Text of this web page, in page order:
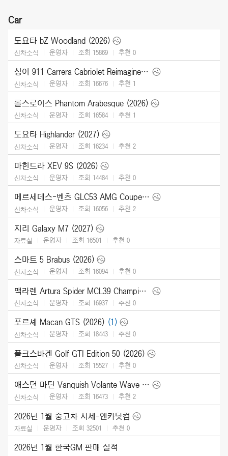
Car
도요타 bZ Woodland (2026)
신차소식 운영자 조회 15869 추천 0
싱어 911 Carrera Cabriolet Reimagined Type 964 (2026)
신차소식 운영자 조회 16676 추천 1
롤스로이스 Phantom Arabesque (2026)
신차소식 운영자 조회 16584 추천 1
도요타 Highlander (2027)
신차소식 운영자 조회 16234 추천 2
마힌드라 XEV 9S (2026)
신차소식 운영자 조회 14484 추천 0
메르세데스-벤츠 GLC53 AMG Coupe (2027)
신차소식 운영자 조회 16056 추천 2
지리 Galaxy M7 (2027)
자료실 운영자 조회 16501 추천 0
스마트 5 Brabus (2026)
신차소식 운영자 조회 16094 추천 0
맥라렌 Artura Spider MCL39 Championship Edition (2026)
신차소식 운영자 조회 16937 추천 0
포르셰 Macan GTS (2026) (1)
신차소식 운영자 조회 18443 추천 0
폴크스바겐 Golf GTI Edition 50 (2026)
신차소식 운영자 조회 15527 추천 0
애스턴 마틴 Vanquish Volante Wave Edition (2026)
신차소식 운영자 조회 16473 추천 2
2026년 1월 중고차 시세-엔카닷컴
자료실 운영자 조회 32501 추천 0
2026년 1월 한국GM 판매 실적